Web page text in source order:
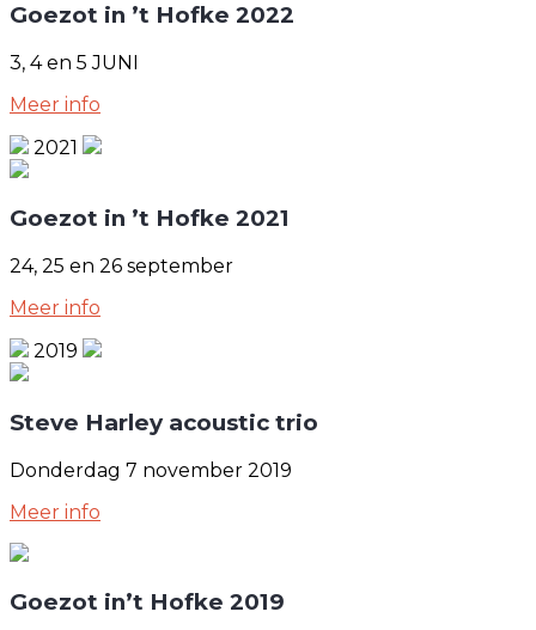
Goezot in ’t Hofke 2022
3, 4 en 5 JUNI
Meer info
2021
Goezot in ’t Hofke 2021
24, 25 en 26 september
Meer info
2019
Steve Harley acoustic trio
Donderdag 7 november 2019
Meer info
Goezot in’t Hofke 2019